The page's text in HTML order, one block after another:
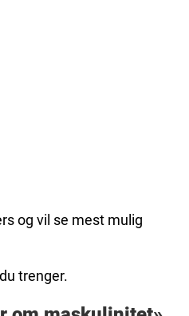
og vil se mest mulig
trenger.